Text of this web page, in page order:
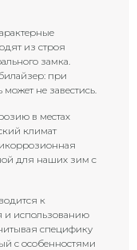
из строя
замка.
при
не завестись.
в местах
климат
для наших зим с
к
и использованию
специфику
с особенностями